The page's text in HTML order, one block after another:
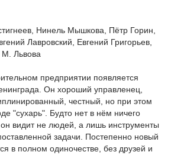
Нинель Мышкова, Пётр Горин,
Лавровский, Евгений Григорьев,
Львова
предприятии появляется
Он хороший управленец,
честный, но при этом
"сухарь". Будто нет в нём ничего
видит не людей, а лишь инструменты
задачи. Постепенно новый
в полном одиночестве, без друзей и